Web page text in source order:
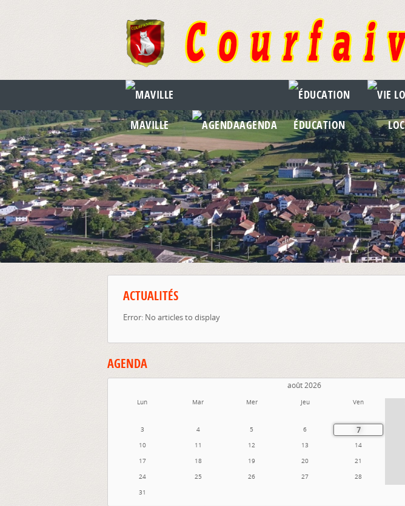
MAVILLE AGENDA ÉDUCATION
ACTUALITÉS
Error: No articles to display
AGENDA
août 2026
Lun Mar Mer Jeu Ven
3
4 5 6 7
10
11 12 13 14
17
18 19 20 21
24
25 26 27 28
31